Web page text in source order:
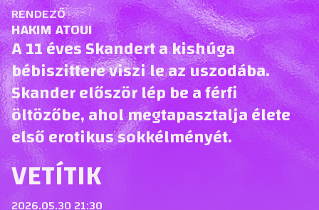
RENDEZŐ
HAKIM ATOUI
A 11 éves Skandert a kishúga
bébiszittere viszi le az uszodába.
Skander először lép be a férfi
öltözőbe, ahol megtapasztalja élete
első erotikus sokkélményét.
VETÍTIK
2026.05.30 21:30